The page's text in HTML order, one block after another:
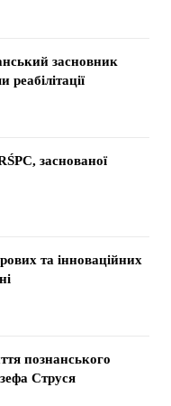
засновник
реабілітації
заснованої
та інноваційних
познанського
Струся